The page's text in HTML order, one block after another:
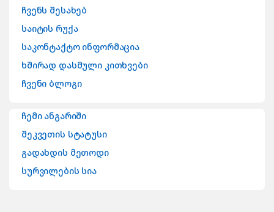
ჩვენს შესახებ
საიტის რუქა
საკონტაქტო ინფორმაცია
ხშირად დასმული კითხვები
ჩვენი ბლოგი
ჩემი ანგარიში
შეკვეთის სტატუსი
გადახდის მეთოდი
სურვილების სია